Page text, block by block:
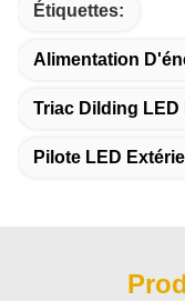
Étiquettes:
Alimentation
Triac Dilding LED
Pilote LED